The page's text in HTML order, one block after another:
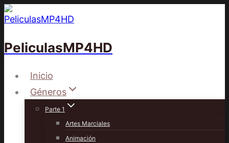
Saltar
al
PeliculasMP4HD
Inicio
Géneros
Parte 1
Artes Marciales
Animación